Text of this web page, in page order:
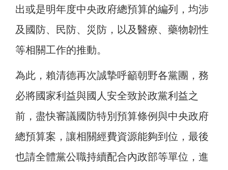
出或是明年度中央政府總預算的編列，均涉
及國防、民防、災防，以及醫療、藥物韌性
等相關工作的推動。
為此，賴清德再次誠摯呼籲朝野各黨團，務
必將國家利益與國人安全致於政黨利益之
前，盡快審議國防特別預算條例與中央政府
總預算案，讓相關經費資源能夠到位，最後
也請全體黨公職持續配合內政部等單位，進